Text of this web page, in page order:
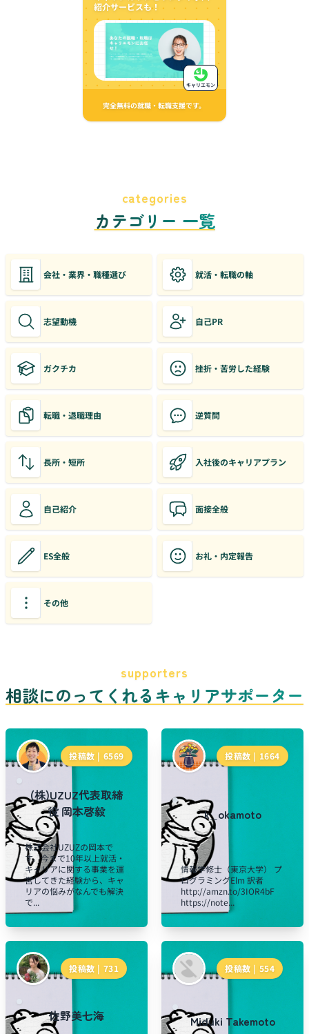
紹介サービスも！
完全無料の就職・転職支援です。
キャリエモン
categories
カテゴリー 一覧
会社・業界・職種選び 就活・転職の軸
志望動機 自己PR
ガクチカ 挫折・苦労した経験
転職・退職理由 逆質問
長所・短所 入社後のキャリアプラン
自己紹介 面接全般
ES全般 お礼・内定報告
その他
supporters
相談にのってくれるキャリアサポーター
投稿数 | 6569
(株)UZUZ代表取締
役 岡本啓毅
株式会社UZUZの岡本で
す。今まで10年以上就活・
キャリアに関する事業を運
営してきた経験から、キャ
リアの悩みがなんでも解決
で...
投稿数 | 1664
k_okamoto
情報学修士（東京大学） プ
ログラミングElm 訳者
http://amzn.to/3IOR4bF
https://note...
投稿数 | 731
佐野美七海
投稿数 | 554
Miduki Takemoto